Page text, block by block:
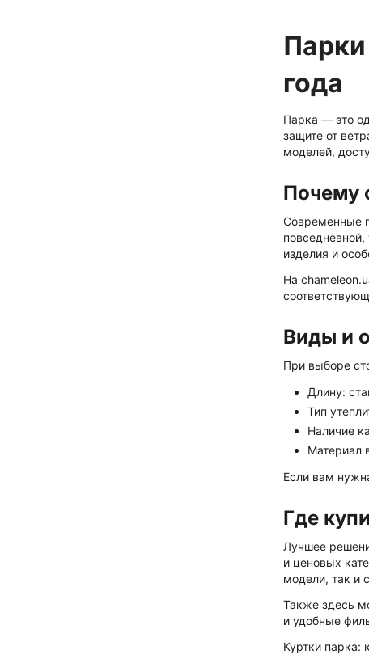
года
Парка — это
защите от
моделей,
Почему
Современные
изделия и
На
Виды и
При выборе
Длину:
Тип
Наличие
Материал
Если вам
Где
Лучшее
и ценовых
модели, так и
Также здесь
и удобные
Куртки парка: